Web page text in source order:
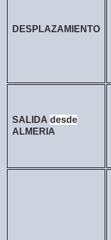
DESPLAZAMIENTO
SALIDA desde
ALMERIA